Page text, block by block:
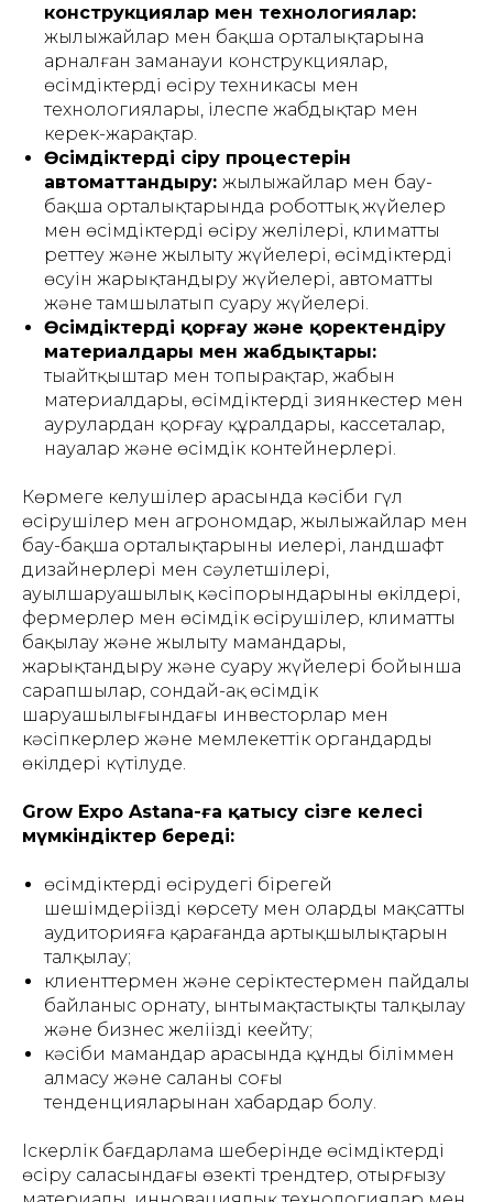
конструкциялар мен технологиялар:
жылыжайлар мен бақша орталықтарына
арналған заманауи конструкциялар,
өсімдіктерді өсіру техникасы мен
технологиялары, ілеспе жабдықтар мен
керек-жарақтар.
Өсімдіктерді өсіру процестерін
автоматтандыру: жылыжайлар мен бау-
бақша орталықтарында роботтық жүйелер
мен өсімдіктерді өсіру желілері, климатты
реттеу және жылыту жүйелері, өсімдіктердің
өсуін жарықтандыру жүйелері, автоматты
және тамшылатып суару жүйелері.
Өсімдіктерді қорғау және қоректендіру
материалдары мен жабдықтары:
тыңайтқыштар мен топырақтар, жабын
материалдары, өсімдіктерді зиянкестер мен
аурулардан қорғау құралдары, кассеталар,
науалар және өсімдік контейнерлері.
Көрмеге келушілер арасында кәсіби гүл
өсірушілер мен агрономдар, жылыжайлар мен
бау-бақша орталықтарының иелері, ландшафт
дизайнерлері мен сәулетшілері,
ауылшаруашылық кәсіпорындарының өкілдері,
фермерлер мен өсімдік өсірушілер, климатты
бақылау және жылыту мамандары,
жарықтандыру және суару жүйелері бойынша
сарапшылар, сондай-ақ өсімдік
шаруашылығындағы инвесторлар мен
кәсіпкерлер және мемлекеттік органдардың
өкілдері күтілуде.
Grow Expo Astana-ға қатысу сізге келесі
мүмкіндіктер береді:
өсімдіктерді өсірудегі бірегей
шешімдеріңізді көрсету мен олардың мақсатты
аудиторияға қарағанда артықшылықтарын
талқылау;
клиенттермен және серіктестермен пайдалы
байланыс орнату, ынтымақтастықты талқылау
және бизнес желіңізді кеңейту;
кәсіби мамандар арасында құнды біліммен
алмасу және саланың соңғы
тенденцияларынан хабардар болу.
Іскерлік бағдарлама шеңберінде өсімдіктерді
өсіру саласындағы өзекті трендтер, отырғызу